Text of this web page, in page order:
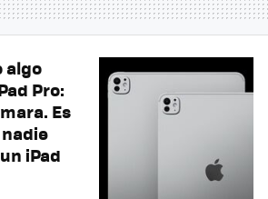
algo
Pro:
Es
iPad